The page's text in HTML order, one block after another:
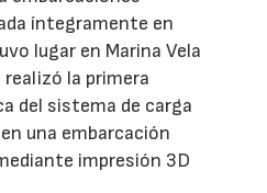
íntegramente en
lugar en Marina Vela
realizó la primera
del sistema de carga
una embarcación
impresión 3D